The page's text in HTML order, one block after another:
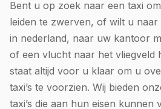
Bent u op zoek naar een taxi
leiden te zwerven, of wilt u naar
in nederland, naar uw kantoor
of een vlucht naar het vliegveld
staat altijd voor u klaar om u
taxi’s te voorzien. Wij bieden
taxi’s die aan hun eisen kunnen